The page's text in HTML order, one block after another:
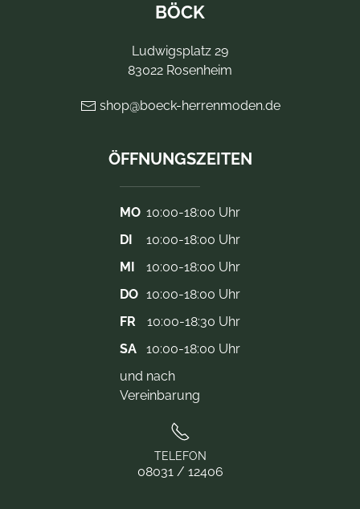
BÖCK
Ludwigsplatz 29
83022 Rosenheim
shop@boeck-herrenmoden.de
ÖFFNUNGSZEITEN
MO 10:00-18:00 Uhr
DI
10:00-18:00 Uhr
MI
10:00-18:00 Uhr
DO 10:00-18:00 Uhr
FR
10:00-18:30 Uhr
SA
10:00-18:00 Uhr
und nach
Vereinbarung
TELEFON
08031 / 12406